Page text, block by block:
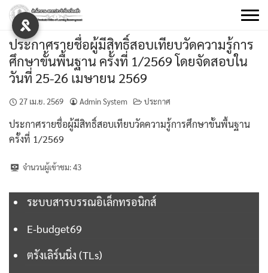
Skip
content

ประกาศรายชื่อผู้มีสิทธิ์สอบเทียบวัดความรู้การ
ศึกษาขั้นพื้นฐาน ครั้งที่ 1/2569 โดยจัดสอบใน
วันที่ 25-26 เมษายน 2569
27 เม.ย. 2569 Admin System ประกาศ
ประกาศรายชื่อผู้มีสิทธิ์สอบเทียบวัดความรู้การศึกษาขั้นพื้นฐาน
ครั้งที่ 1/2569
จำนวนผู้เข้าชม:43
ระบบสารบรรณอิเล็กทรอนิกส์
E-budget69
ตรังเลิร์นนิ่ง (TLs)